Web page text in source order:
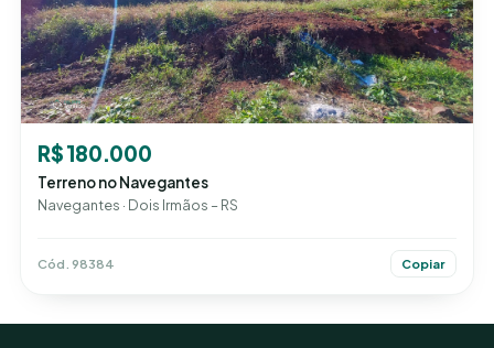
R$ 180.000
Terreno no Navegantes
Navegantes · Dois Irmãos – RS
Cód. 98384 Copiar